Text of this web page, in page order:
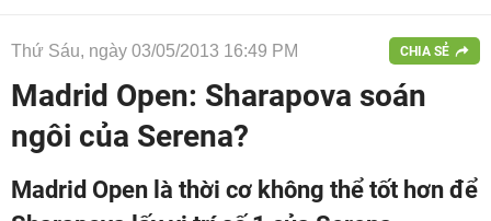
Thứ Sáu, ngày 03/05/2013 16:49 PM CHIA SẺ
Madrid Open: Sharapova soán
ngôi của Serena?
Madrid Open là thời cơ không thể tốt hơn để